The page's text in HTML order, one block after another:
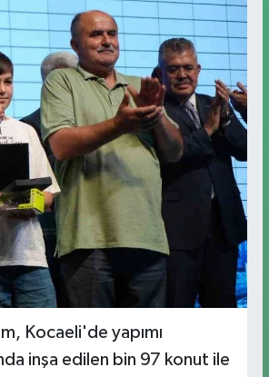
Kocaeli'de yapımı
inşa edilen bin 97 konut ile